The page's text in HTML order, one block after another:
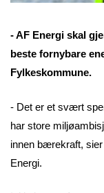
- AF Energi skal
beste fornybare
Fylkeskommune.
- Det er et svært
har store
innen bærekraft,
Energi.